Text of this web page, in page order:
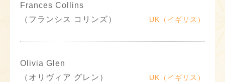
Frances Collins
（フランシス コリンズ）
UK（イギリス）
Olivia Glen
（オリヴィア グレン）
UK（イギリス）